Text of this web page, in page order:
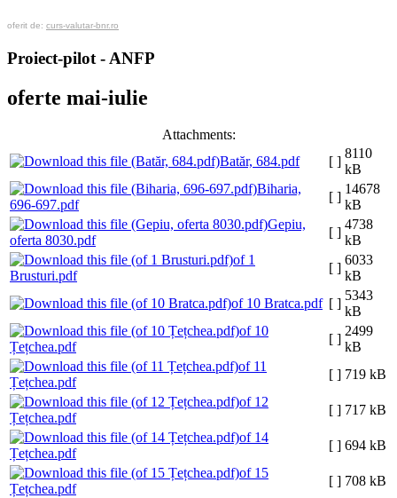
oferit de: curs-valutar-bnr.ro
Proiect-pilot - ANFP
oferte mai-iulie
Attachments:
Batăr, 684.pdf
[ ]
8110
kB
Biharia,
696-697.pdf
[ ]
14678
kB
Gepiu,
oferta 8030.pdf
[ ]
4738
kB
of 1
Brusturi.pdf
[ ]
6033
kB
of 10 Bratca.pdf [ ]
5343
kB
of 10
Țețchea.pdf
[ ]
2499
kB
of 11
Țețchea.pdf
[ ] 719 kB
of 12
Țețchea.pdf
[ ] 717 kB
of 14
Țețchea.pdf
[ ] 694 kB
of 15
Țețchea.pdf
[ ] 708 kB